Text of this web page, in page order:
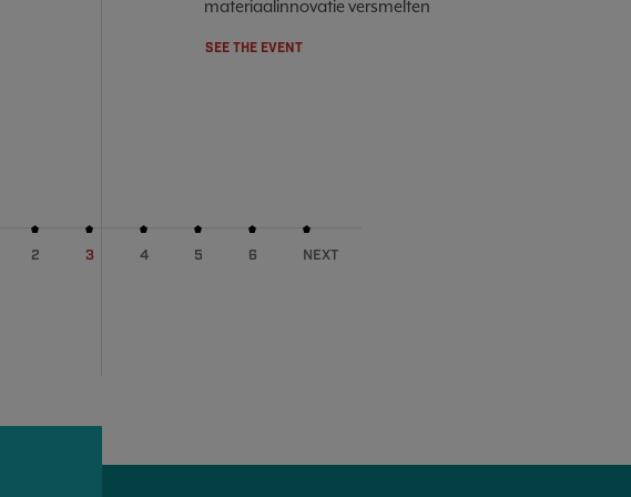
materiaalinnovatie versmelten
SEE THE EVENT
2 3 4 5 6 NEXT